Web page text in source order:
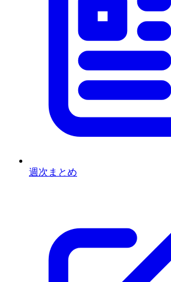
週次まとめ